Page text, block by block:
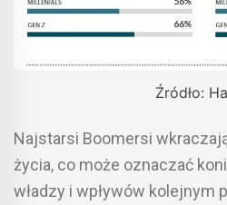
Źródło:
Najstarsi Boomersi
życia, co może oznaczać
władzy i wpływów kolejnym